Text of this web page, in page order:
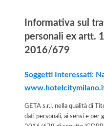
Informativa sul
personali ex artt.
2016/679
Soggetti Interessati:
GETA s.r.l. nella qualità di
dati personali, ai sensi e per